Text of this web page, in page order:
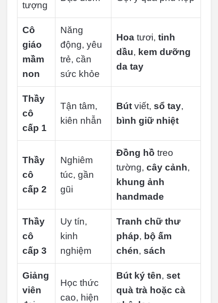
tượng
Cô
giáo
mầm
non
Năng
động, yêu
trẻ, cần
sức khỏe
Hoa tươi, tinh
dầu, kem dưỡng
da tay
Thầy
cô
cấp 1
Tận tâm,
kiên nhẫn
Bút viết, sổ tay,
bình giữ nhiệt
Thầy
cô
cấp 2
Nghiêm
túc, gần
gũi
Đồng hồ treo
tường, cây cảnh,
khung ảnh
handmade
Thầy
cô
cấp 3
Uy tín,
kinh
nghiệm
Tranh chữ thư
pháp, bộ ấm
chén, sách
Giảng
viên
Học thức
cao, hiện
Bút ký tên, set
quà trà hoặc cà